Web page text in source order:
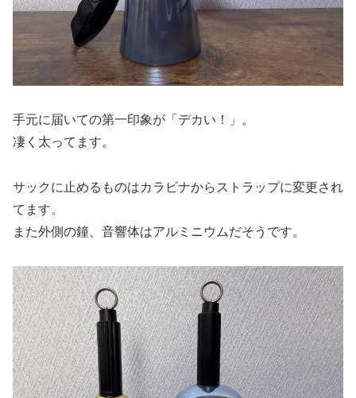
手元に届いての第一印象が「デカい！」。
凄く太ってます。
サックに止めるものはカラビナからストラップに変更され
てます。
また外側の鐘、音響体はアルミニウムだそうです。